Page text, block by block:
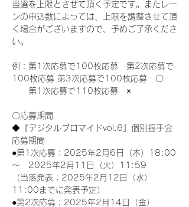
当選を上限とさせて頂く予定です。またレー
ンの申込数によっては、上限を調整させて頂
く場合がございますので、予めご了承くださ
い。
例：第1次応募で100枚応募　第2次応募で
100枚応募 第3次応募で100枚応募　〇
第1次応募で110枚応募　×
〇応募期間
◆『デジタルブロマイドvol.6』個別握手会
応募期間
●第1次応募：2025年2月6日（木）18:00
～　2025年2月11日（火）11:59
（当落発表：2025年2月12日（水）
11:00までに発表予定）
●第2次応募：2025年2月14日（金）